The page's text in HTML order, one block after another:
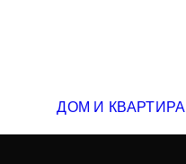
ДОМ И КВАРТИРА